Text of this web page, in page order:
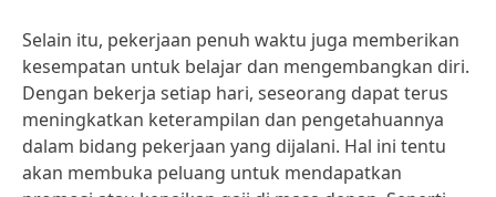
Selain itu, pekerjaan penuh waktu juga memberikan
kesempatan untuk belajar dan mengembangkan diri.
Dengan bekerja setiap hari, seseorang dapat terus
meningkatkan keterampilan dan pengetahuannya
dalam bidang pekerjaan yang dijalani. Hal ini tentu
akan membuka peluang untuk mendapatkan